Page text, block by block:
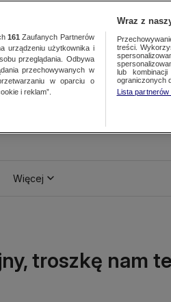
Więcej
troszkę nam
161 Zaufanych Partnerów
urządzeniu użytkownika i
przeglądania. Odbywa
przechowywanych w
w oparciu o
i reklam”.
Wraz z
treści.
lub
ograniczonych
Lista